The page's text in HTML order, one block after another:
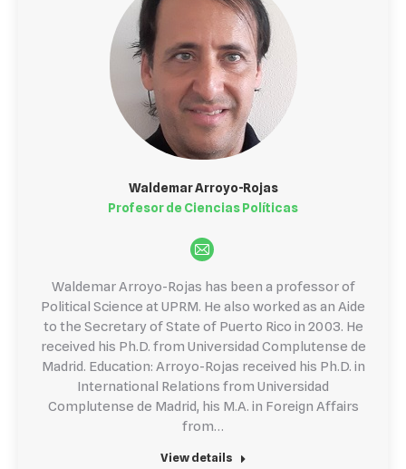
Waldemar Arroyo-Rojas
Profesor de Ciencias Políticas
Waldemar Arroyo-Rojas has been a professor of
Political Science at UPRM. He also worked as an Aide
to the Secretary of State of Puerto Rico in 2003. He
received his Ph.D. from Universidad Complutense de
Madrid. Education: Arroyo-Rojas received his Ph.D. in
International Relations from Universidad
Complutense de Madrid, his M.A. in Foreign Affairs
from…
E-
mail
View details